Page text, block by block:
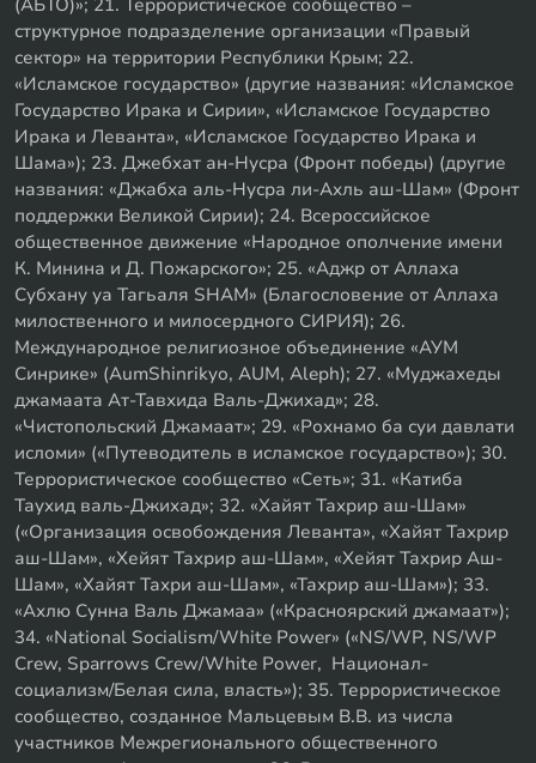
структурное подразделение организации «Правый
сектор» на территории Республики Крым; 22.
«Исламское государство» (другие названия: «Исламское
Государство Ирака и Сирии», «Исламское Государство
Ирака и Леванта», «Исламское Государство Ирака и
Шама»); 23. Джебхат ан-Нусра (Фронт победы) (другие
названия: «Джабха аль-Нусра ли-Ахль аш-Шам» (Фронт
поддержки Великой Сирии); 24. Всероссийское
общественное движение «Народное ополчение имени
К. Минина и Д. Пожарского»; 25. «Аджр от Аллаха
Субхану уа Тагьаля SHAM» (Благословение от Аллаха
милоственного и милосердного СИРИЯ); 26.
Международное религиозное объединение «АУМ
Синрике» (AumShinrikyo, AUM, Aleph); 27. «Муджахеды
джамаата Ат-Тавхида Валь-Джихад»; 28.
«Чистопольский Джамаат»; 29. «Рохнамо ба суи давлати
исломи» («Путеводитель в исламское государство»); 30.
Террористическое сообщество «Сеть»; 31. «Катиба
Таухид валь-Джихад»; 32. «Хайят Тахрир аш-Шам»
(«Организация освобождения Леванта», «Хайят Тахрир
аш-Шам», «Хейят Тахрир аш-Шам», «Хейят Тахрир Аш-
Шам», «Хайят Тахри аш-Шам», «Тахрир аш-Шам»); 33.
«Ахлю Сунна Валь Джамаа» («Красноярский джамаат»);
34. «National Socialism/White Power» («NS/WP, NS/WP
Crew, Sparrows Crew/White Power, Национал-
социализм/Белая сила, власть»); 35. Террористическое
сообщество, созданное Мальцевым В.В. из числа
участников Межрегионального общественного